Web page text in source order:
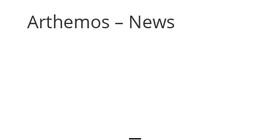
Arthemos – News